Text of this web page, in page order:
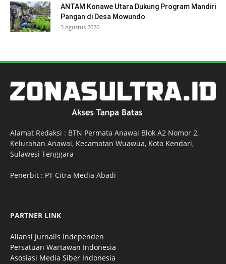
ANTAM Konawe Utara Dukung Program Mandiri
Pangan di Desa Mowundo
3 Agustus 2026
Alamat Redaksi : BTN Permata Anawai Blok A2 Nomor 2,
Kelurahan Anawai, Kecamatan Wuawua, Kota Kendari,
Sulawesi Tenggara
Penerbit : PT Citra Media Abadi
PARTNER LINK
Aliansi Jurnalis Independen
Persatuan Wartawan Indonesia
Asosiasi Media Siber Indonesia